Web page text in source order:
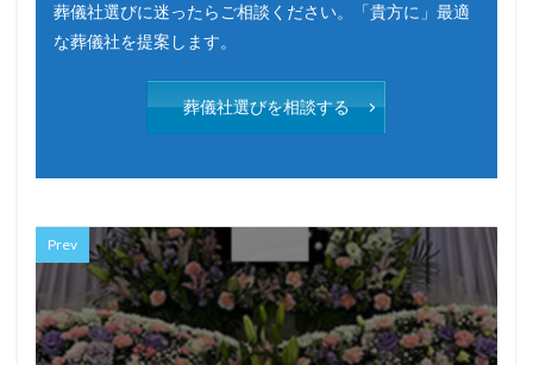
葬儀社選びに迷ったらご相談ください。「貴方に」最適
な葬儀社を提案します。
葬儀社選びを相談する
Prev